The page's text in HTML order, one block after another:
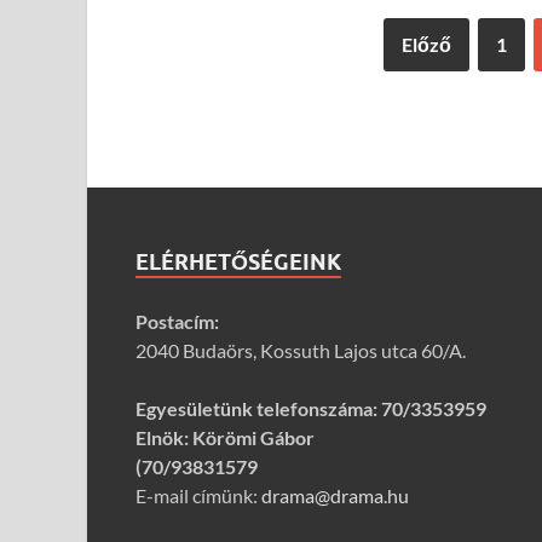
Előző 1
ELÉRHETŐSÉGEINK
Postacím:
2040 Budaörs, Kossuth Lajos utca 60/A.
Egyesületünk telefonszáma:70/3353959
Elnök: Körömi Gábor
(70/93831579
E-mail címünk: drama@drama.hu